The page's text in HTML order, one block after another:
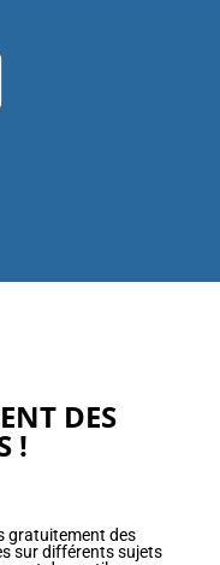
DES
!
gratuitement des
sur différents sujets